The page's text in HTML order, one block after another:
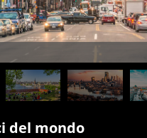
del mondo